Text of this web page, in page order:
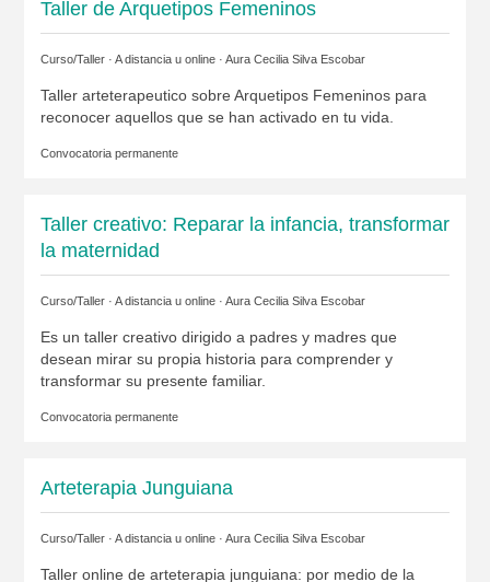
Taller de Arquetipos Femeninos
Curso/Taller · A distancia u online · Aura Cecilia Silva Escobar
Taller arteterapeutico sobre Arquetipos Femeninos para
reconocer aquellos que se han activado en tu vida.
Convocatoria permanente
Taller creativo: Reparar la infancia, transformar
la maternidad
Curso/Taller · A distancia u online · Aura Cecilia Silva Escobar
Es un taller creativo dirigido a padres y madres que
desean mirar su propia historia para comprender y
transformar su presente familiar.
Convocatoria permanente
Arteterapia Junguiana
Curso/Taller · A distancia u online · Aura Cecilia Silva Escobar
Taller online de arteterapia junguiana: por medio de la